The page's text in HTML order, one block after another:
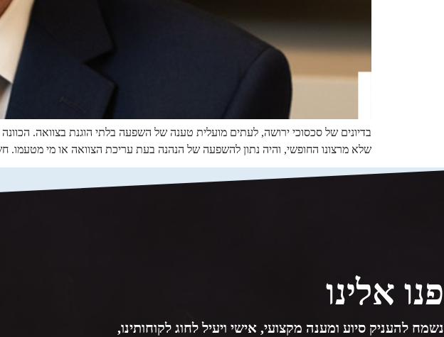
בדיונים של סכסוכי ירושה, לעתים מועלית טענה של השפעה בלתי הוגנת בצוואה.
שלא מרצונו החופשי, והיה נתון להשפעה של הנהנה בעת עריכת הצוואה או מי
פנו אלינו
נשמח להעניק סיוע ומענה מקצועי, אישי ויעיל לחוג לקוחותינו,